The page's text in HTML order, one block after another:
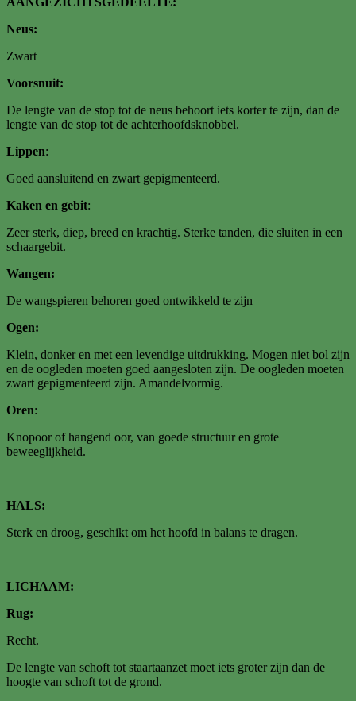
Neus:
Zwart
Voorsnuit:
De lengte van de stop tot de neus behoort iets korter te zijn, dan de
lengte van de stop tot de achterhoofdsknobbel.
Lippen:
Goed aansluitend en zwart gepigmenteerd.
Kaken en gebit:
Zeer sterk, diep, breed en krachtig. Sterke tanden, die sluiten in een
schaargebit.
Wangen:
De wangspieren behoren goed ontwikkeld te zijn
Ogen:
Klein, donker en met een levendige uitdrukking. Mogen niet bol zijn
en de oogleden moeten goed aangesloten zijn. De oogleden moeten
zwart gepigmenteerd zijn. Amandelvormig.
Oren:
Knopoor of hangend oor, van goede structuur en grote
beweeglijkheid.
HALS:
Sterk en droog, geschikt om het hoofd in balans te dragen.
LICHAAM:
Rug:
Recht.
De lengte van schoft tot staartaanzet moet iets groter zijn dan de
hoogte van schoft tot de grond.